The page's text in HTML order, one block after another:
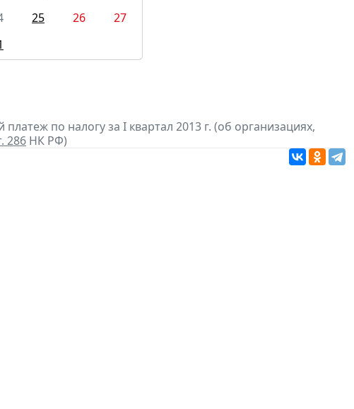
25 26
27
по налогу за I квартал 2013 г. (об организациях,
286 НК РФ)